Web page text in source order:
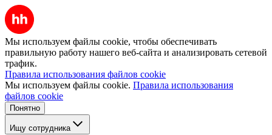
Мы используем файлы cookie, чтобы обеспечивать
правильную работу нашего веб-сайта и анализировать сетевой
трафик.
Правила использования файлов cookie
Мы используем файлы cookie. Правила использования
файлов cookie
Понятно
Ищу сотрудника